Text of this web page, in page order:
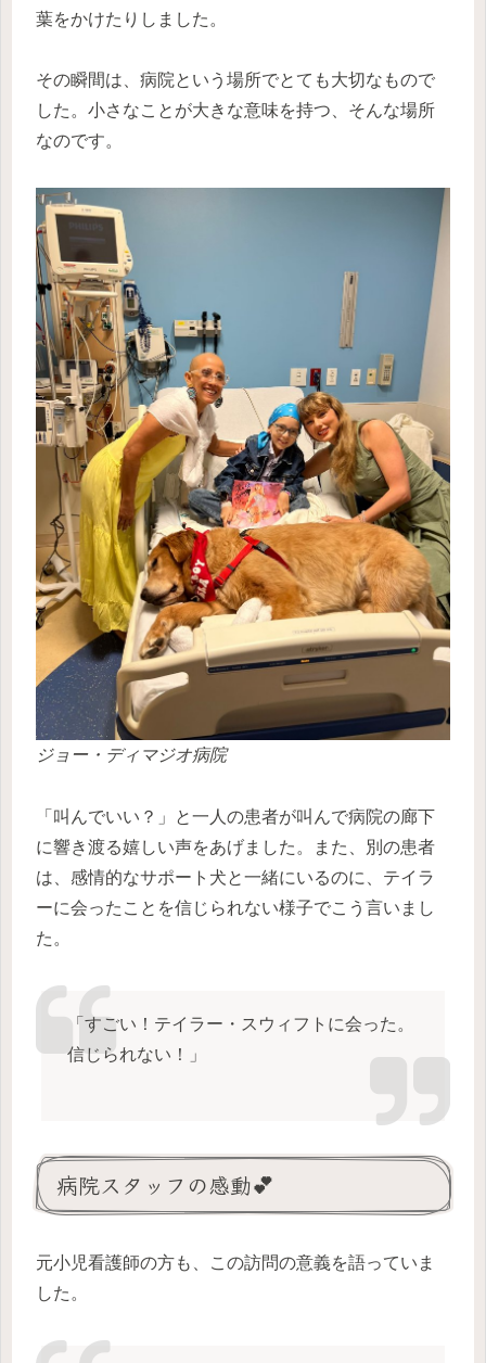
葉をかけたりしました。
その瞬間は、病院という場所でとても大切なもので
した。小さなことが大きな意味を持つ、そんな場所
なのです。
ジョー・ディマジオ病院
「叫んでいい？」と一人の患者が叫んで病院の廊下
に響き渡る嬉しい声をあげました。また、別の患者
は、感情的なサポート犬と一緒にいるのに、テイラ
ーに会ったことを信じられない様子でこう言いまし
た。
「すごい！テイラー・スウィフトに会った。
信じられない！」
病院スタッフの感動💕
元小児看護師の方も、この訪問の意義を語っていま
した。